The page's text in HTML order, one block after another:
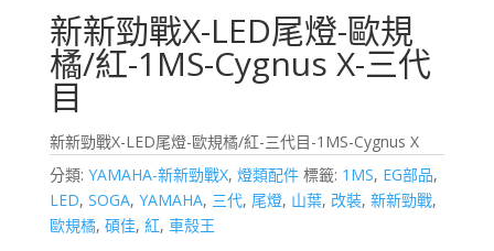
新新勁戰X-LED尾燈-歐規
橘/紅-1MS-Cygnus X-三代
目
新新勁戰X-LED尾燈-歐規橘/紅-三代目-1MS-Cygnus X
分類: YAMAHA-新新勁戰X, 燈類配件 標籤: 1MS, EG部品,
LED, SOGA, YAMAHA, 三代, 尾燈, 山葉, 改裝, 新新勁戰,
歐規橘, 碩佳, 紅, 車殼王